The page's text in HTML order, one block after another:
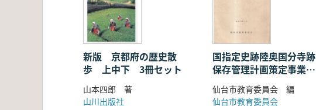
新版 京都府の歴史散
歩 上中下 3冊セット
山本四郎 著
山川出版社
国指定史跡陸奥国分寺跡
保存管理計画策定事業報
告書
仙台市教育委員会 編
仙台市教育委員会